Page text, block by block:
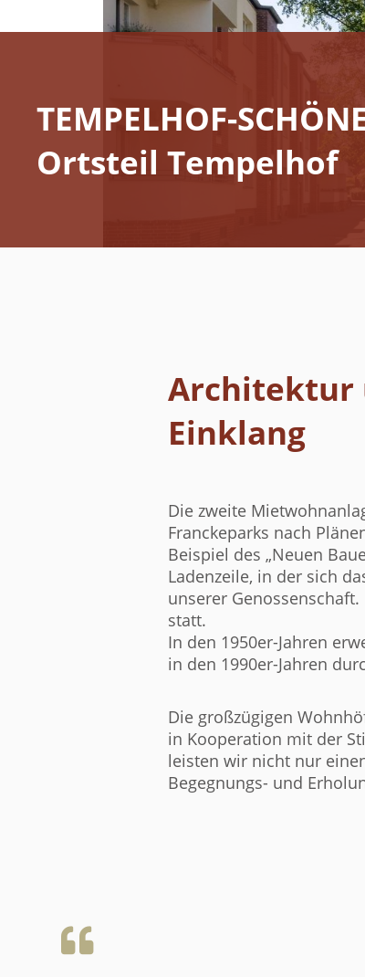
TEMPELHOF-
Ortsteil Tempelhof
Architektur
Einklang
Die zweite
Franckeparks nach
Beispiel des „Neuen
Ladenzeile, in der sich
unserer
statt.
In den 1950er-Jahren
in den 1990er-Jahren
Die großzügigen
in Kooperation mit der
leisten wir nicht nur
Begegnungs- und